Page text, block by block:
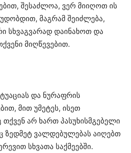
შესაძლოა, ვერ მიიღოთ ის
მაგრამ შეიძლება,
სხვაგვარად დაინახოთ და
მიღწევებით.
და ნურაფრის
მით უმეტეს, ისეთ
არ ხართ პასუხისმგებელი
ზედმეტ ვალდებულებას აიღებთ
სხვათა საქმეებში.